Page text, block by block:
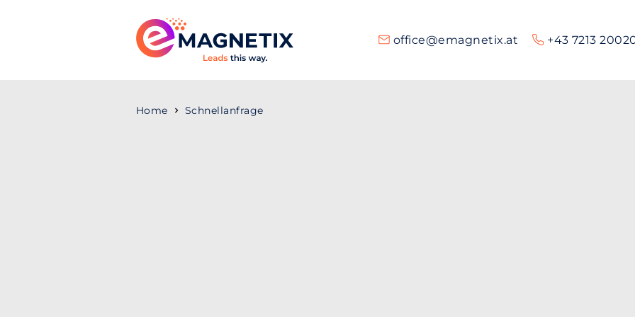
office@emagnetix.at +43 7213
Home Schnellanfrage